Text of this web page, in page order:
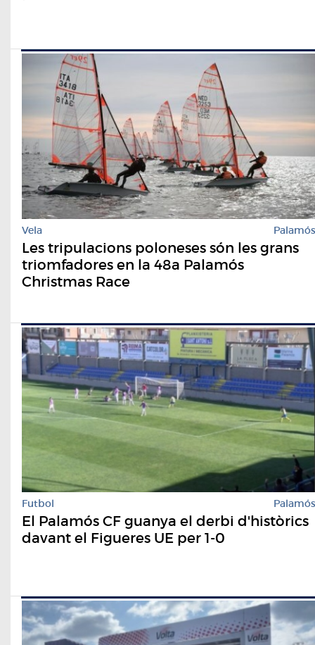
Vela Palamós
Les tripulacions poloneses són les grans
triomfadores en la 48a Palamós
Christmas Race
Futbol Palamós
El Palamós CF guanya el derbi d'històrics
davant el Figueres UE per 1-0